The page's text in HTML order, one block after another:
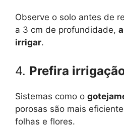
Observe o solo antes de
a 3 cm de profundidade,
irrigar.
4. Prefira
Sistemas como o
porosas são mais
folhas e flores.